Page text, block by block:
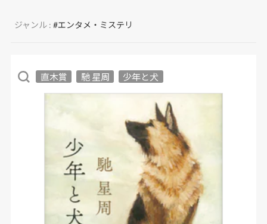
ジャンル :#エンタメ・ミステリ
直木賞 馳 星周 少年と犬